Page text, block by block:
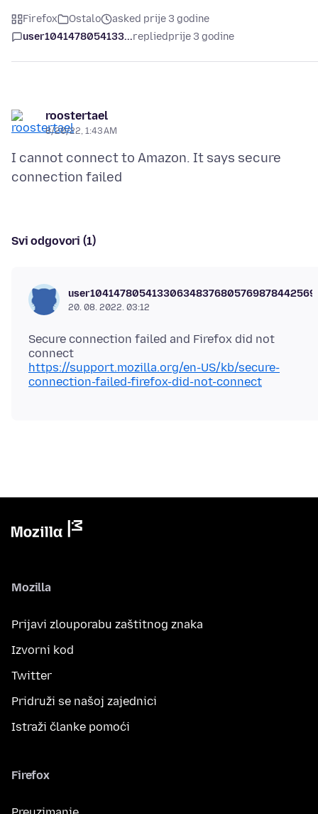
Firefox Ostalo
asked prije 3 godine
user1041478054133...repliedprije 3 godine
roostertael
8/20/22, 1:43 AM
I cannot connect to Amazon. It says secure
Svi odgovori (1)
20. 08. 2022. 03:12
Secure connection failed and Firefox did not
https://support.mozilla.org/en-US/kb/secure-
connection-failed-firefox-did-not-connect
Mozilla
Prijavi zlouporabu zaštitnog znaka
Izvorni kod
Twitter
Pridruži se našoj zajednici
Istraži članke pomoći
Firefox